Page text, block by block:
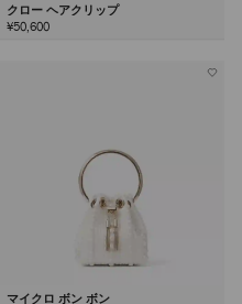
クロー ヘアクリップ
¥50,600
マイクロ ボン ボン